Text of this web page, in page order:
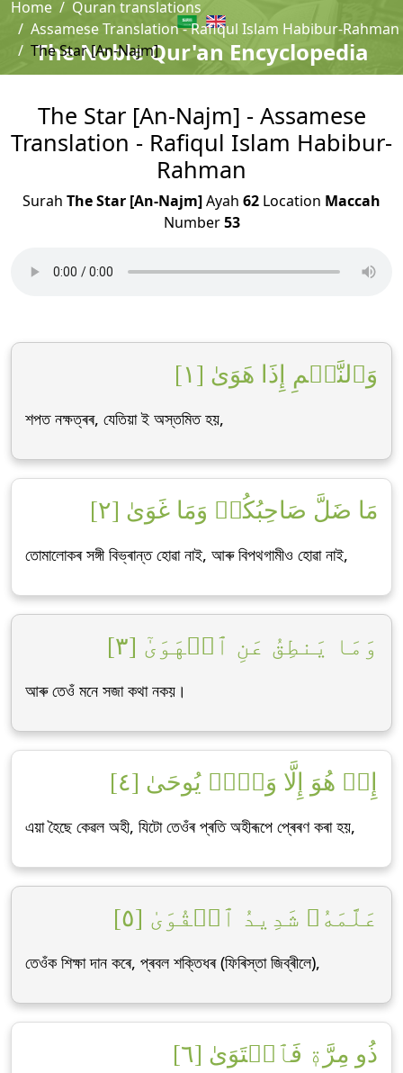
The Noble Qur'an Encyclopedia
Home
Quran translations
Assamese Translation - Rafiqul Islam Habibur-Rahman
The Star [An-Najm]
The Star [An-Najm] - Assamese
Translation - Rafiqul Islam Habibur-
Rahman
Surah The Star [An-Najm]Ayah 62 Location Maccah
Number53
وَٱلنَّجۡمِ إِذَا هَوَىٰ [١]
শপত নক্ষত্ৰৰ, যেতিয়া ই অস্তমিত হয়,
مَا ضَلَّ صَاحِبُكُمۡ وَمَا غَوَىٰ [٢]
তোমালোকৰ সঙ্গী বিভ্ৰান্ত হোৱা নাই, আৰু বিপথগামীও হোৱা নাই,
وَمَا يَنطِقُ عَنِ ٱلۡهَوَىٰٓ [٣]
আৰু তেওঁ মনে সজা কথা নকয়।
إِنۡ هُوَ إِلَّا وَحۡيٞ يُوحَىٰ [٤]
এয়া হৈছে কেৱল অহী, যিটো তেওঁৰ প্ৰতি অহীৰূপে প্ৰেৰণ কৰা হয়,
عَلَّمَهُۥ شَدِيدُ ٱلۡقُوَىٰ [٥]
তেওঁক শিক্ষা দান কৰে, প্ৰবল শক্তিধৰ (ফিৰিস্তা জিব্ৰীলে),
ذُو مِرَّةٖ فَٱسۡتَوَىٰ [٦]